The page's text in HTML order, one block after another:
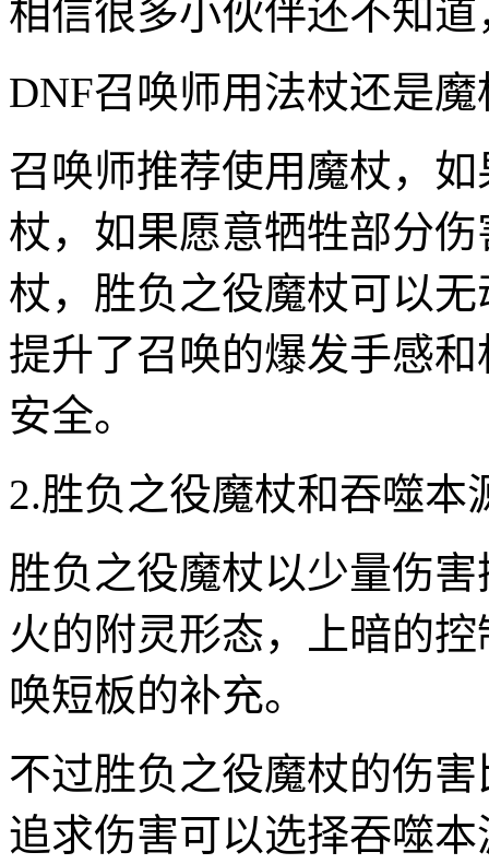
相信很多小伙伴还不知
DNF召唤师用法杖还是魔
召唤师推荐使用魔杖，
杖，如果愿意牺牲部分
杖，胜负之役魔杖可以
提升了召唤的爆发手感
安全。
2.胜负之役魔杖和吞噬本
胜负之役魔杖以少量伤
火的附灵形态，上暗的
唤短板的补充。
不过胜负之役魔杖的伤
追求伤害可以选择吞噬